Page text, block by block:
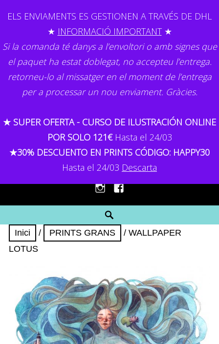
GEMMA CAPDEVILA
Il·lustració
MENU
InstagramFacebook
Inici / PRINTS GRANS
/ WALLPAPER
LOTUS
ELS ENVIAMENTS ES GESTIONEN A TRAVÉS DE DHL
★ INFORMACIÓ IMPORTANT★
Si la comanda té danys a l’envoltori o amb signes que
el paquet ha estat doblegat, no accepteu l’entrega.
retorneu-lo al missatger en el moment de l’entrega
per a processar un nou enviament. Gràcies.
★ SUPER OFERTA - CURSO DE ILUSTRACIÓN ONLINE
POR SOLO 121€ Hasta el 24/03
★30% DESCUENTO EN PRINTS CÓDIGO: HAPPY30
Hasta el 24/03 Descarta